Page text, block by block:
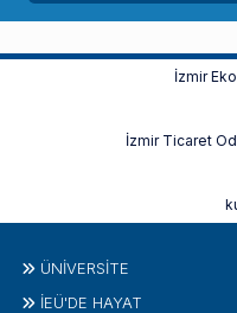
İzmir
İzmir Ticaret
ÜNIVERSITE
İEÜ'DE HAYAT